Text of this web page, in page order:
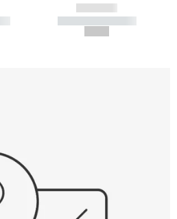
------------
----------- -----------